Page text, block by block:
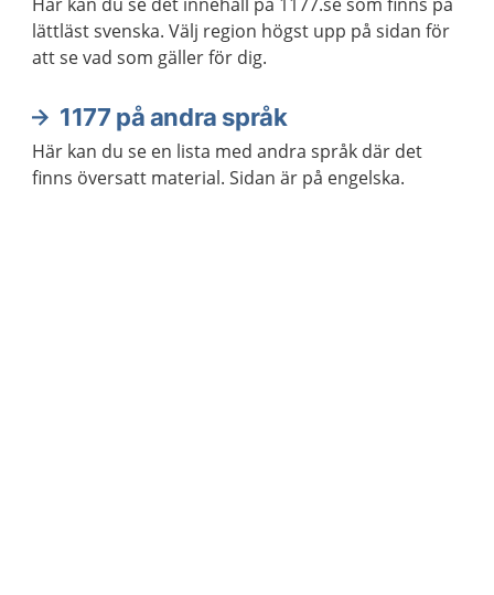
lättläst svenska. Välj region högst upp på sidan för
att se vad som gäller för dig.
1177 på andra språk
Här kan du se en lista med andra språk där det
finns översatt material. Sidan är på engelska.